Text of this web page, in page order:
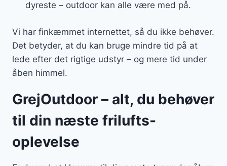
dyreste – outdoor kan alle være med på.
Vi har finkæmmet internettet, så du ikke behøver.
Det betyder, at du kan bruge mindre tid på at
lede efter det rigtige udstyr – og mere tid under
åben himmel.
GrejOutdoor – alt, du behøver
til din næste frilufts-
oplevelse